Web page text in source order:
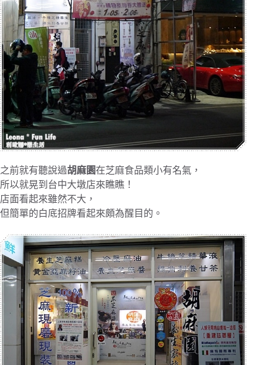
之前就有聽說過胡麻園在芝麻食品類小有名氣，
所以就晃到台中大墩店來瞧瞧！
店面看起來雖然不大，
但簡單的白底招牌看起來頗為醒目的。